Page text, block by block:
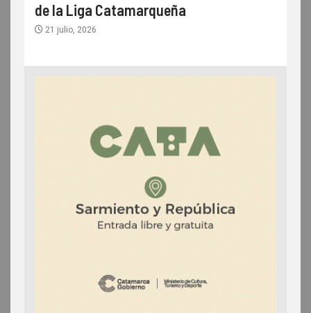
de la Liga Catamarqueña
21 julio, 2026